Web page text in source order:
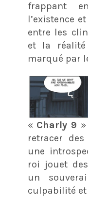
frappant
l’existence
entre les
et la réalité
marqué par
« Charly 9
retracer
une
roi jouet
un
culpabilité et